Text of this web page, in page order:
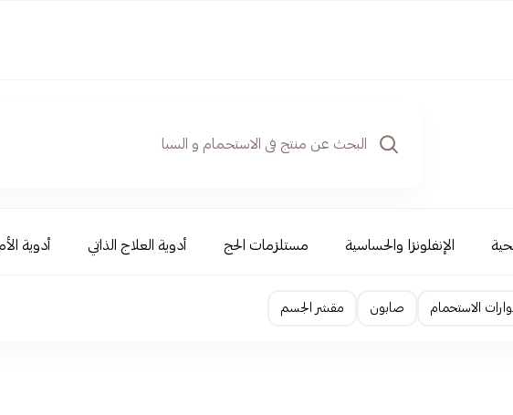
الإنفلونزا والحساسية مستلزمات الحج أدوية العلاج الذاتي أدوية
الاستحمام صابون مقشر الجسم